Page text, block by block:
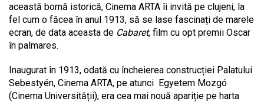
această bornă istorică, Cinema ARTA îi invită pe clujeni, la
fel cum o făcea în anul 1913, să se lase fascinați de marele
ecran, de data aceasta de Cabaret, film cu opt premii Oscar
în palmares.
Inaugurat în 1913, odată cu încheierea construcției Palatului
Sebestyén, Cinema ARTA, pe atunci Egyetem Mozgó
(Cinema Universității), era cea mai nouă apariție pe harta